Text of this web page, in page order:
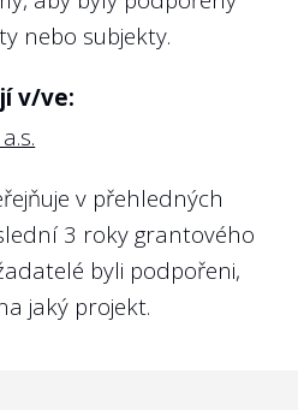
měly být adekvátně
Členství v
státní firmy
trafiku“, ba
pak považujeme
za nezbytný krok. U
otázku jsme se totiž
které nebyly
nebo subjekty.
v/ve:
v přehledných
3 roky grantového
byli podpořeni,
jaký projekt.